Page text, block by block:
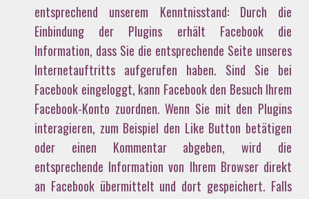
entsprechend unserem Kenntnisstand: Durch die
Einbindung der Plugins erhält Facebook die
Information, dass Sie die entsprechende Seite unseres
Internetauftritts aufgerufen haben. Sind Sie bei
Facebook eingeloggt, kann Facebook den Besuch Ihrem
Facebook-Konto zuordnen. Wenn Sie mit den Plugins
interagieren, zum Beispiel den Like Button betätigen
oder einen Kommentar abgeben, wird die
entsprechende Information von Ihrem Browser direkt
an Facebook übermittelt und dort gespeichert. Falls